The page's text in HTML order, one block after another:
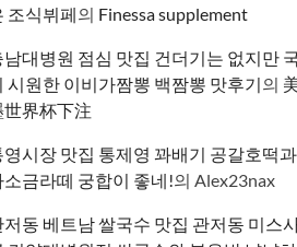
조식뷔페의 ​Finessa supplement
남대병원 점심 맛집 건더기는 없지만
시원한 이비가짬뽕 백짬뽕 맛후기의
世界杯下注
영시장 맛집 통제영 꽈배기 공갈호떡
소금라떼 궁합이 좋네!의Alex23nax
저동 베트남 쌀국수 맛집 관저동 미스